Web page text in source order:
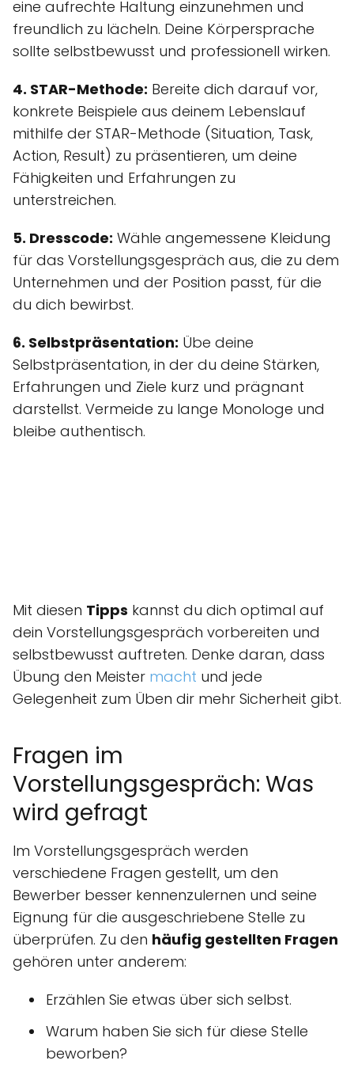
eine aufrechte Haltung einzunehmen und
freundlich zu lächeln. Deine Körpersprache
sollte selbstbewusst und professionell wirken.
4. STAR-Methode: Bereite dich darauf vor,
konkrete Beispiele aus deinem Lebenslauf
mithilfe der STAR-Methode (Situation, Task,
Action, Result) zu präsentieren, um deine
Fähigkeiten und Erfahrungen zu
unterstreichen.
5. Dresscode: Wähle angemessene Kleidung
für das Vorstellungsgespräch aus, die zu dem
Unternehmen und der Position passt, für die
du dich bewirbst.
6. Selbstpräsentation: Übe deine
Selbstpräsentation, in der du deine Stärken,
Erfahrungen und Ziele kurz und prägnant
darstellst. Vermeide zu lange Monologe und
bleibe authentisch.
Mit diesen Tipps kannst du dich optimal auf
dein Vorstellungsgespräch vorbereiten und
selbstbewusst auftreten. Denke daran, dass
Übung den Meister macht und jede
Gelegenheit zum Üben dir mehr Sicherheit gibt.
Fragen im
Vorstellungsgespräch: Was
wird gefragt
Im Vorstellungsgespräch werden
verschiedene Fragen gestellt, um den
Bewerber besser kennenzulernen und seine
Eignung für die ausgeschriebene Stelle zu
überprüfen. Zu den häufig gestellten Fragen
gehören unter anderem:
Erzählen Sie etwas über sich selbst.
Warum haben Sie sich für diese Stelle
beworben?